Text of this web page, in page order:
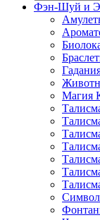
Фэн-Шуй и
Магия
Символ